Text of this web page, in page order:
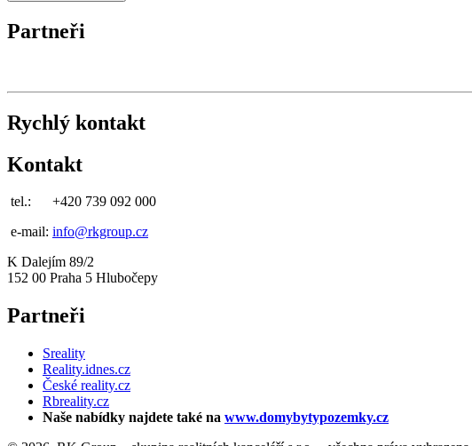
Partneři
Rychlý kontakt
Kontakt
tel.: +420 739 092 000
e-mail: info@rkgroup.cz
K Dalejím 89/2
152 00 Praha 5 Hlubočepy
Partneři
Sreality
Reality.idnes.cz
České reality.cz
Rbreality.cz
Naše nabídky najdete také na www.domybytypozemky.cz